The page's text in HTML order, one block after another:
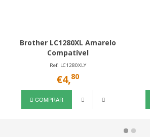
Brother LC1280XL Amarelo
Compatível
Ref. LC1280XLY
€4,80
COMPRAR